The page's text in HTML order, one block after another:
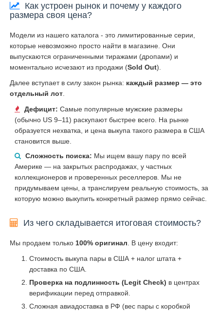
Как устроен рынок и почему у каждого
размера своя цена?
Модели из нашего каталога - это лимитированные серии,
которые невозможно просто найти в магазине. Они
выпускаются ограниченными тиражами (дропами) и
моментально исчезают из продажи (Sold Out).
Далее вступает в силу закон рынка: каждый размер — это
отдельный лот
Дефицит: Самые популярные мужские размеры
(обычно US 9–11) раскупают быстрее всего. На рынке
образуется нехватка, и цена выкупа такого размера в США
становится выше.
Сложность поиска: Мы ищем вашу пару по всей
Америке — на закрытых распродажах, у частных
коллекционеров и проверенных реселлеров. Мы не
придумываем цены, а транслируем реальную стоимость, за
которую можно выкупить конкретный размер прямо сейчас.
Из чего складывается итоговая стоимость?
Мы продаем только 100% оригинал . В цену входит:
Стоимость выкупа пары в США + налог штата +
доставка по США.
Проверка на подлинность (Legit Check) в центрах
верификации перед отправкой.
Сложная авиадоставка в РФ (вес пары с коробкой